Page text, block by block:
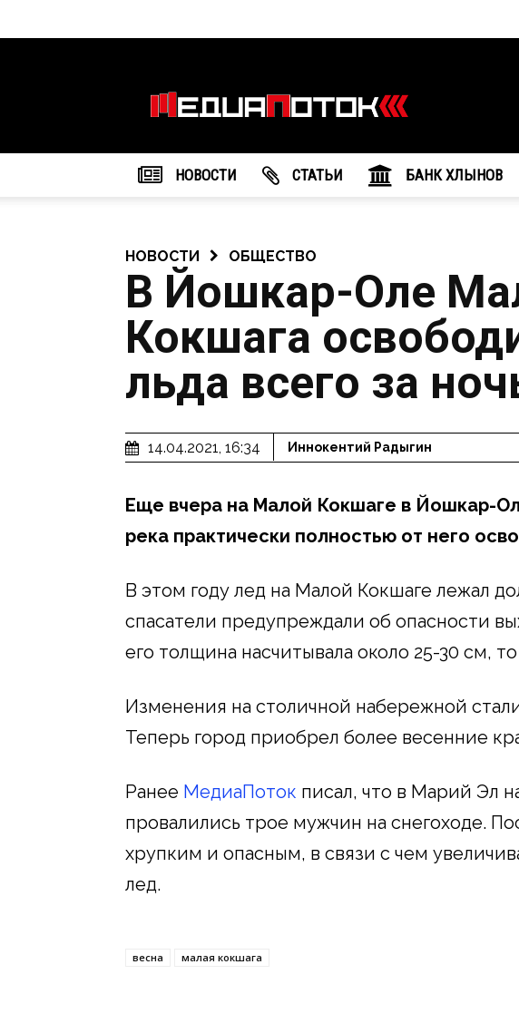
агентство
"МедиаПоток"
НОВОСТИ CТАТЬИ БАНК ХЛЫНОВ
НОВОСТИ ОБЩЕСТВО
В Йошкар-Оле
Кокшага
льда всего за
14.04.2021, 16:34 Иннокентий Радыгин
Еще вчера на Малой Кокшаге в Йошкар-
река практически полностью от него
В этом году лед на Малой Кокшаге лежал
спасатели предупреждали об опасности
его толщина насчитывала около 25-30 см,
Изменения на столичной набережной
Теперь город приобрел более весенние
Ранее МедиаПоток писал, что в Марий Эл
провалились трое мужчин на снегоходе.
хрупким и опасным, в связи с чем
лед.
весна малая кокшага